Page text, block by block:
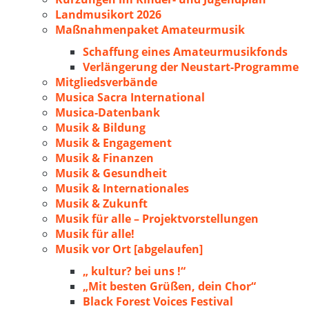
Landmusikort 2026
Maßnahmenpaket Amateurmusik
Schaffung eines Amateurmusikfonds
Verlängerung der Neustart-Programme
Mitgliedsverbände
Musica Sacra International
Musica-Datenbank
Musik & Bildung
Musik & Engagement
Musik & Finanzen
Musik & Gesundheit
Musik & Internationales
Musik & Zukunft
Musik für alle – Projektvorstellungen
Musik für alle!
Musik vor Ort [abgelaufen]
„ kultur? bei uns !“
„Mit besten Grüßen, dein Chor“
Black Forest Voices Festival